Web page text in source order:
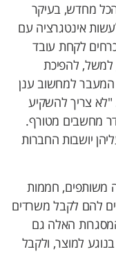
הכל מחדש, בעיקר
אינטגרציה עם
לקחת עובד
למשל, להפיכת
המעבר למחשוב ענן
"לא צריך להשקיע
מחשבים מטורף.
יושבות החברות
משותפים, חממות
להם לקבל משרדים
האלה גם
למוצר, ולקבל